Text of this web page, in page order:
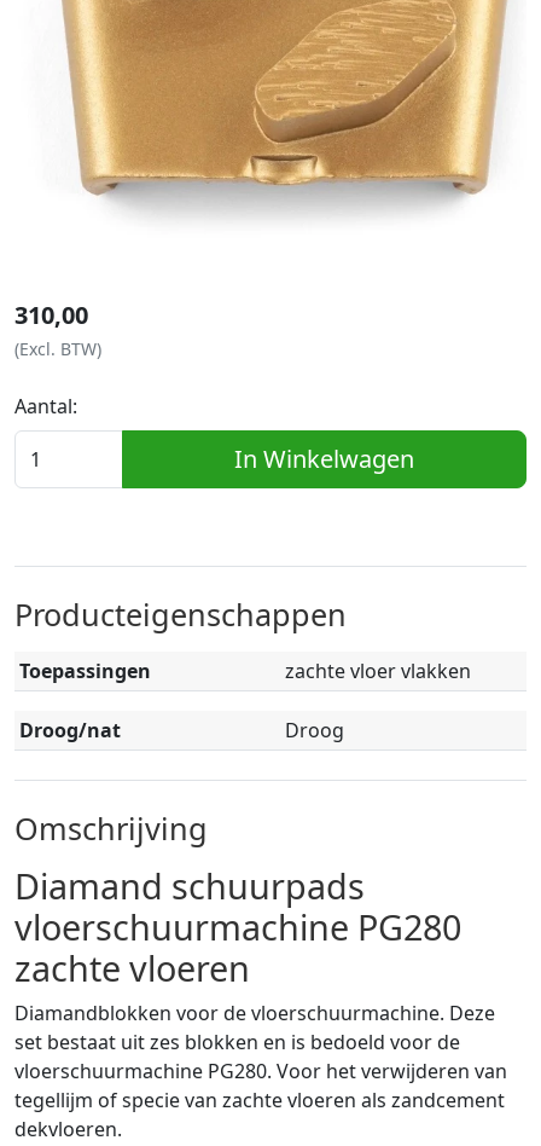
310,00
(Excl. BTW)
Aantal:
In Winkelwagen
Producteigenschappen
Toepassingen zachte vloer vlakken
Droog/nat Droog
Omschrijving
Diamand schuurpads
vloerschuurmachine PG280
zachte vloeren
Diamandblokken voor de vloerschuurmachine. Deze
set bestaat uit zes blokken en is bedoeld voor de
vloerschuurmachine PG280. Voor het verwijderen van
tegellijm of specie van zachte vloeren als zandcement
dekvloeren.